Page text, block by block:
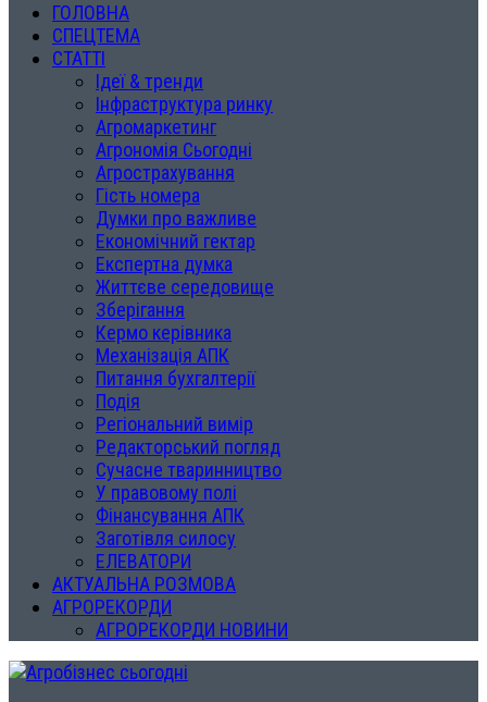
ГОЛОВНА
СПЕЦТЕМА
СТАТТІ
Ідеї & тренди
Інфраструктура ринку
Агромаркетинг
Агрономія Сьогодні
Агрострахування
Гість номера
Думки про важливе
Економічний гектар
Експертна думка
Життєве середовище
Зберігання
Кермо керівника
Механізація АПК
Питання бухгалтерії
Подія
Регіональний вимір
Редакторський погляд
Сучасне тваринництво
У правовому полі
Фінансування АПК
Заготівля силосу
ЕЛЕВАТОРИ
АКТУАЛЬНА РОЗМОВА
АГРОРЕКОРДИ
АГРОРЕКОРДИ НОВИНИ